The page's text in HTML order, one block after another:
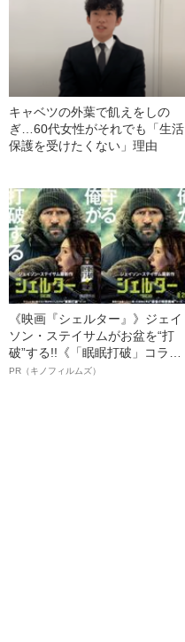
キャベツの外葉で飢えをしの
ぎ…60代女性がそれでも「生活
保護を受けたくない」理由
《映画『シェルター』》ジェイ
ソン・ステイサムがお盆を“打
破”する!!《「眠眠打破」コラ
ボ》
PR（キノフィルムズ）